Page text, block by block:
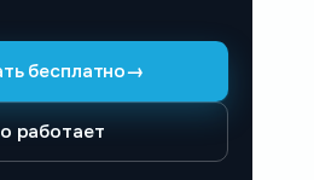
бесплатно→
работает